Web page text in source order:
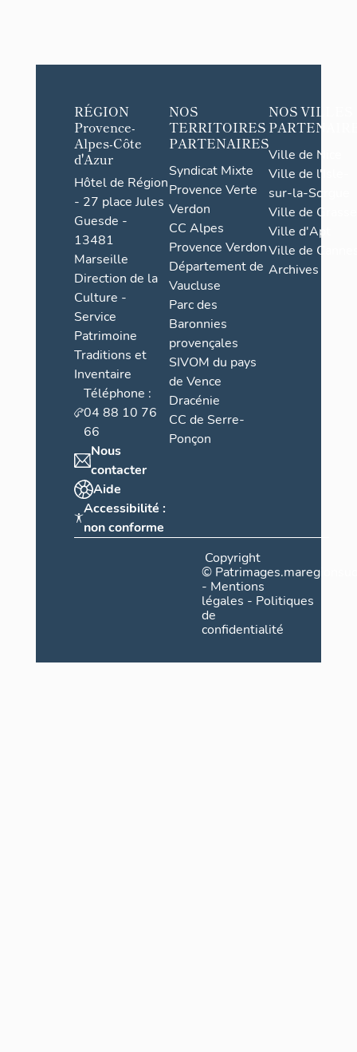
RÉGION
Provence-
Alpes-Côte
d'Azur
Hôtel de Région
- 27 place Jules
Guesde -
13481
Marseille
Direction de la
Culture -
Service
Patrimoine
Traditions et
Inventaire
Téléphone :
04 88 10 76
66
Nous
contacter
Aide
Accessibilité :
non conforme
NOS
TERRITOIRES
PARTENAIRES
Syndicat Mixte
Provence Verte
Verdon
CC Alpes
Provence Verdon
Département de
Vaucluse
Parc des
Baronnies
provençales
SIVOM du pays
de Vence
Dracénie
CC de Serre-
Ponçon
NOS VILLES
Ville de Nice
Ville de l'Isle-
sur-la-Sorgue
Ville de Grasse
Ville d'Apt
Ville de
Archives
Copyright
©
- Mentions
légales - Politiques
de
confidentialité